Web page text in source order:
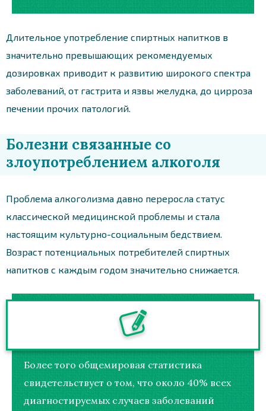
Длительное употребление спиртных напитков в
значительно превышающих рекомендуемых
дозировках приводит к развитию широкого спектра
заболеваний, от гастрита и язвы желудка, до цирроза
печении прочих патологий.
Болезни связанные со
злоупотреблением алкоголя
Проблема алкоголизма давно переросла статус
классической медицинской проблемы и стала
настоящим культурно-социальным бедствием.
Возраст потенциальных потребителей спиртных
напитков с каждым годом значительно снижается.
Более того общемировая статистика
свидетельствует о том, что около 40% всех
диагностируемых случаев заболеваний